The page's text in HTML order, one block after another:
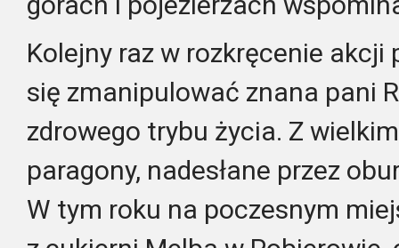
Kolejny raz w rozkręcenie akcji
się zmanipulować znana pani
zdrowego trybu życia. Z
paragony, nadesłane przez
W tym roku na poczesnym